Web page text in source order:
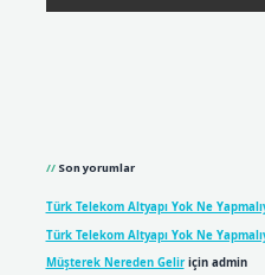
Son yorumlar
Türk Telekom Altyapı Yok Ne
Türk Telekom Altyapı Yok Ne
Müşterek Nereden Geliriçin admin